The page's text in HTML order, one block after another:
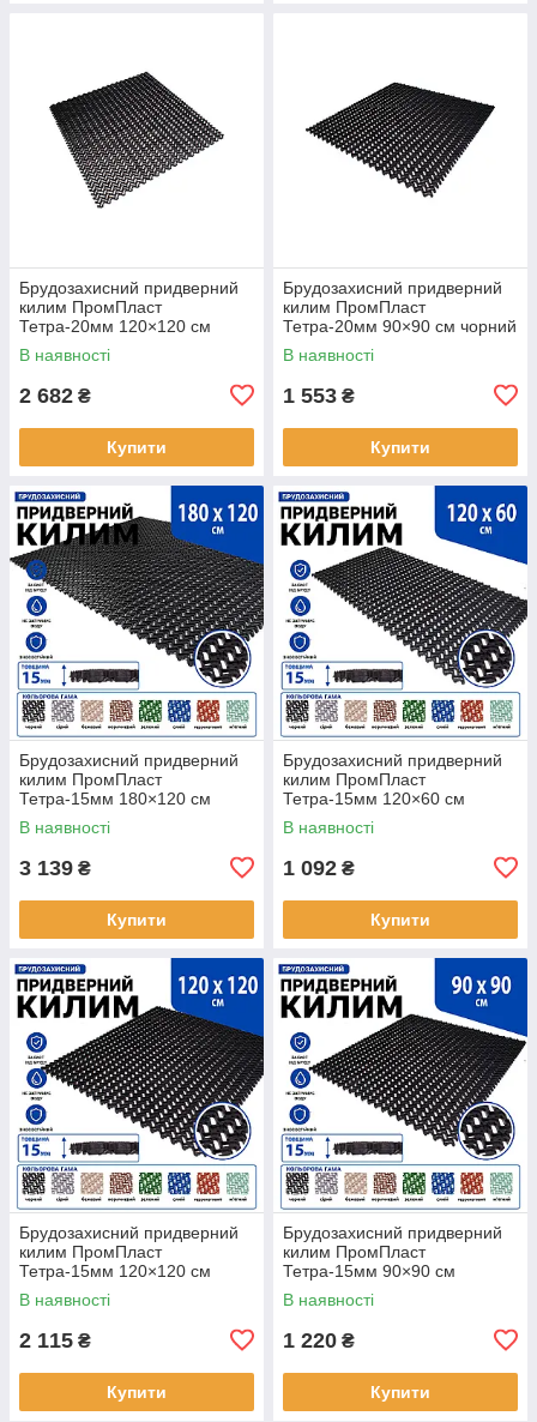
Брудозахисний придверний
килим ПромПласт
Тетра-20мм 120×120 см
чорний
В наявності
2 682 ₴
Купити
Брудозахисний придверний
килим ПромПласт
Тетра-20мм 90×90 см чорний
В наявності
1 553 ₴
Купити
Брудозахисний придверний
килим ПромПласт
Тетра-15мм 180×120 см
Чорний
В наявності
3 139 ₴
Купити
Брудозахисний придверний
килим ПромПласт
Тетра-15мм 120×60 см
Чорний
В наявності
1 092 ₴
Купити
Брудозахисний придверний
килим ПромПласт
Тетра-15мм 120×120 см
Чорний
В наявності
2 115 ₴
Купити
Брудозахисний придверний
килим ПромПласт
Тетра-15мм 90×90 см
Чорний
В наявності
1 220 ₴
Купити